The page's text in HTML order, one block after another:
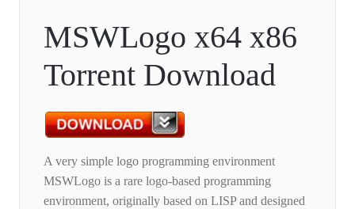
MSWLogo x64 x86
Torrent Download
A very simple logo programming environment
MSWLogo is a rare logo-based programming
environment, originally based on LISP and designed